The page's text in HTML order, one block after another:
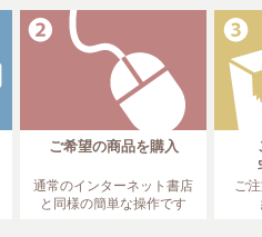
ご希望の商品を購入
通常のインターネット書店
と同様の簡単な操作です
ご